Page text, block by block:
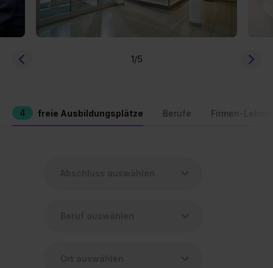
1/5
4 freie Ausbildungsplätze Berufe Firmen-